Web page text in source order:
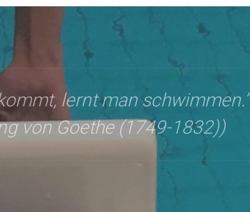
lernt man schwimmen.”
von Goethe (1749-1832))